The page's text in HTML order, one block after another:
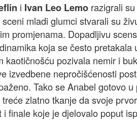
i Ivan Leo Lemo razigrali
mladi glumci stvarali su
promjenama. Dopadljivu
koja se često
kaotičnošću pozivala nemir i
izvedbene nepročišćenosti
Tako se Anabel gotovo
zlatno tkanje da svoje
i finale koje je djelovalo poput